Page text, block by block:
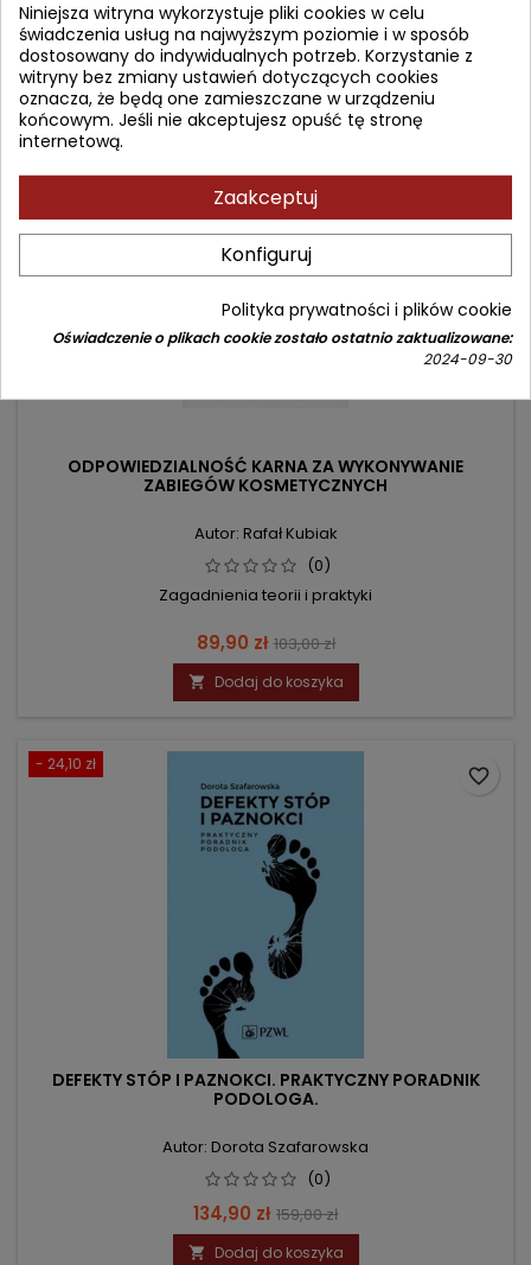
Cena
579,90 złCena
podstawowa
704,00 zł
 Dodaj do koszyka
- 13,10 zł
ODPOWIEDZIALNOŚĆ KARNA ZA WYKONYWANIE
ZABIEGÓW KOSMETYCZNYCH
Autor: Rafał Kubiak
(0)
Zagadnienia teorii i praktyki
Cena
89,90 zł Cena
podstawowa
103,00 zł
 Dodaj do koszyka
- 24,10 zł
DEFEKTY STÓP I PAZNOKCI. PRAKTYCZNY PORADNIK
PODOLOGA.
Autor: Dorota Szafarowska
(0)
Cena
134,90 zł Cena
podstawowa
159,00 zł
 Dodaj do koszyka
favorite_border
Niniejsza witryna wykorzystuje pliki cookies w celu
świadczenia usług na najwyższym poziomie i w sposób
dostosowany do indywidualnych potrzeb. Korzystanie z
witryny bez zmiany ustawień dotyczących cookies
oznacza, że będą one zamieszczane w urządzeniu
końcowym. Jeśli nie akceptujesz opuść tę stronę
internetową.
Zaakceptuj
Konfiguruj
Polityka prywatności i plików cookie
Oświadczenie o plikach cookie zostało ostatnio zaktualizowane:
2024-09-30